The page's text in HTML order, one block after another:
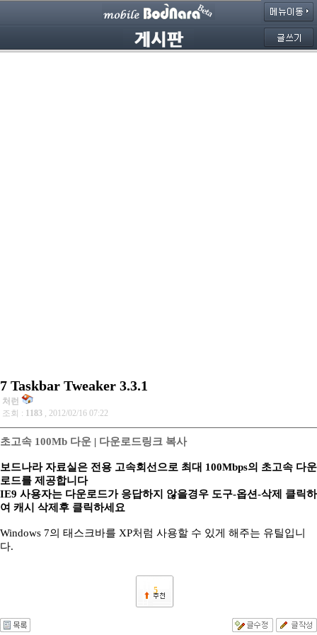
7 Taskbar Tweaker 3.3.1
처런
조회 : 1183 , 2012/02/16 07:22
초고속 100Mb 다운 | 다운로드링크 복사
보드나라 자료실은 전용 고속회선으로 최대 100Mbps의 초고속 다운
로드를 제공합니다
IE9 사용자는 다운로드가 응답하지 않을경우 도구-옵션-삭제 클릭하
여 캐시 삭제후 클릭하세요
Windows 7의 태스크바를 XP처럼 사용할 수 있게 해주는 유틸입니
다.
5